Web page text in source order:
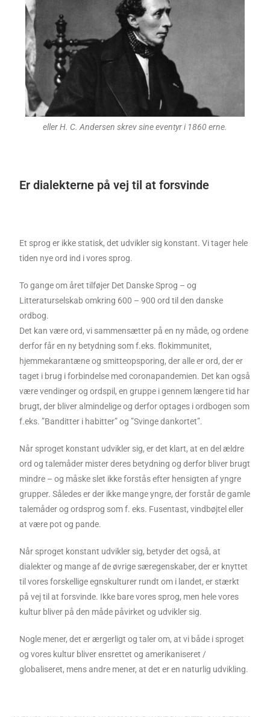
eller H. C. Andersen skrev sine eventyr i 1860 erne.
Er dialekterne på vej til at forsvinde
Et sprog er ikke statisk, det udvikler sig konstant. Vi tager hele
tiden nye ord ind i vores sprog.
To gange om året tilføjer Det Danske Sprog – og
Litteraturselskab omkring 600 – 900 ord til den danske
ordbog.
Det kan være ord, vi sammensætter på en ny måde, og ordene
derfor får en ny betydning som f.eks. flokimmunitet,
hjemmekarantæne og smitteopsporing, der alle er ord, der er
taget i brug i forbindelse med coronapandemien. Det kan også
være vendinger og ordspil, en gruppe i gennem længere tid har
brugt, der bliver almindelige og derfor optages i ordbogen som
f.eks. ”Banditter i habitter” og ”Svinge dankortet”.
Når sproget konstant udvikler sig, er det klart, at en del ældre
ord og talemåder mister deres betydning og derfor bliver brugt
mindre – og måske slet ikke forstås efter hensigten af yngre
grupper. Således er der ikke mange yngre, der forstår de gamle
talemåder og ordsprog som f. eks. Fusentast, vindbøjtel eller
at være pot og pande.
Når sproget konstant udvikler sig, betyder det også, at
dialekter og mange af de øvrige særegenskaber, der er knyttet
til vores forskellige egnskulturer rundt om i landet, er stærkt
på vej til at forsvinde. Ikke bare vores sprog, men hele vores
kultur bliver på den måde påvirket og udvikler sig.
Nogle mener, det er ærgerligt og taler om, at vi både i sproget
og vores kultur bliver ensrettet og amerikaniseret /
globaliseret, mens andre mener, at det er en naturlig udvikling.